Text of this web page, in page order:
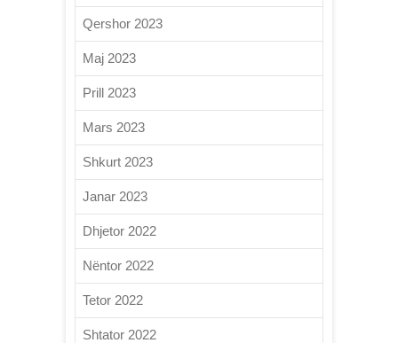
Qershor 2023
Maj 2023
Prill 2023
Mars 2023
Shkurt 2023
Janar 2023
Dhjetor 2022
Nëntor 2022
Tetor 2022
Shtator 2022